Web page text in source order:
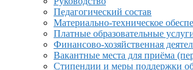
Педагогический состав
Материально-техническое
Платные образовательные
Финансово-хозяйственная
Вакантные места для приёма
Стипендии и меры поддержки